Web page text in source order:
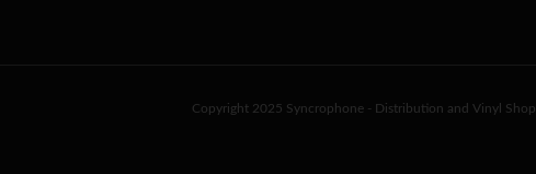
Copyright 2025 Syncrophone - Distribution and Vinyl Shop